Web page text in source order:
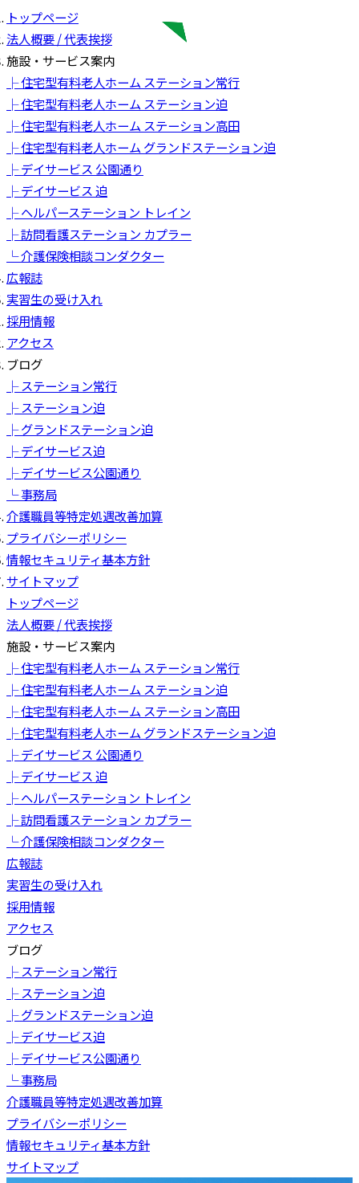
トップページ
法人概要 / 代表挨拶
施設・サービス案内
├ 住宅型有料老人ホーム ステーション常行
├ 住宅型有料老人ホーム ステーション迫
├ 住宅型有料老人ホーム ステーション高田
├ 住宅型有料老人ホーム グランドステーション迫
├ デイサービス 公園通り
├ デイサービス 迫
├ ヘルパーステーション トレイン
├ 訪問看護ステーション カプラー
└ 介護保険相談コンダクター
広報誌
実習生の受け入れ
採用情報
アクセス
ブログ
├ ステーション常行
├ ステーション迫
├ グランドステーション迫
├ デイサービス迫
├ デイサービス公園通り
└ 事務局
介護職員等特定処遇改善加算
プライバシーポリシー
情報セキュリティ基本方針
サイトマップ
トップページ
法人概要 / 代表挨拶
施設・サービス案内
├ 住宅型有料老人ホーム ステーション常行
├ 住宅型有料老人ホーム ステーション迫
├ 住宅型有料老人ホーム ステーション高田
├ 住宅型有料老人ホーム グランドステーション迫
├ デイサービス 公園通り
├ デイサービス 迫
├ ヘルパーステーション トレイン
├ 訪問看護ステーション カプラー
└ 介護保険相談コンダクター
広報誌
実習生の受け入れ
採用情報
アクセス
ブログ
├ ステーション常行
├ ステーション迫
├ グランドステーション迫
├ デイサービス迫
├ デイサービス公園通り
└ 事務局
介護職員等特定処遇改善加算
プライバシーポリシー
情報セキュリティ基本方針
サイトマップ